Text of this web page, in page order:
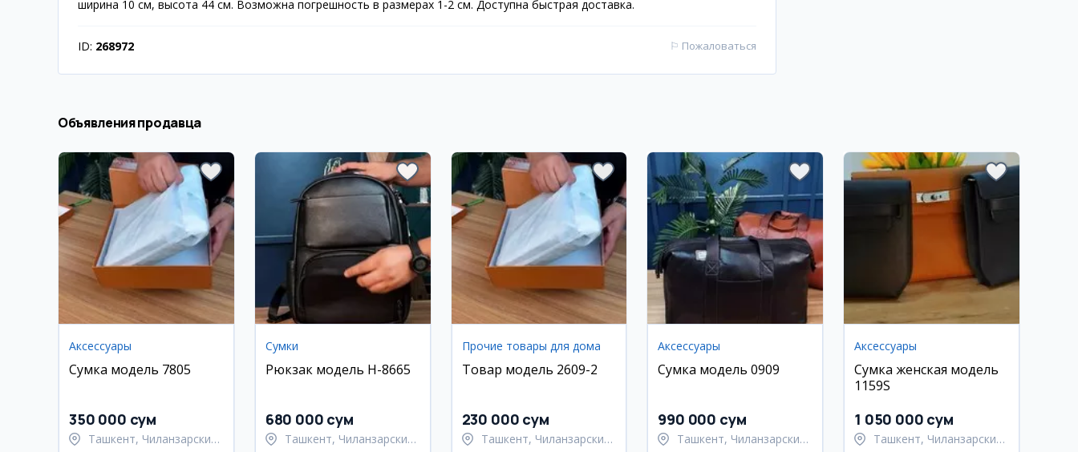
ширина 10 см, высота 44 см. Возможна погрешность в размерах 1-2 см. Доступна быстрая доставка.
ID: 268972 ⚐ Пожаловаться
Объявления продавца
Аксессуары
Сумка модель 7805
350 000 сум
Ташкент, Чиланзарский
Сумки
Рюкзак модель H-8665
680 000 сум
Ташкент, Чиланзарский
Прочие товары для дома
Товар модель 2609-2
230 000 сум
Ташкент, Чиланзарский
Аксессуары
Сумка модель 0909
990 000 сум
Ташкент, Чиланзарский
Аксессуары
Сумка женская модель
1159S
1 050 000 сум
Ташкент, Чиланзарский